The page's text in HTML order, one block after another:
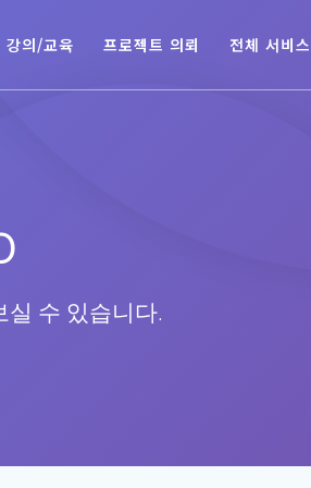
강의/교육 프로젝트 의뢰 전체 서비스
수 있습니다.